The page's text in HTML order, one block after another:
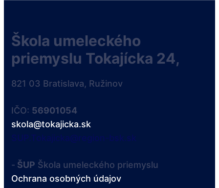
Škola umeleckého
priemyslu Tokajícka 24,
821 03 Bratislava, Ružinov
IČO: 56901054
skola@tokajicka.sk
SUP.Tokajicka@region-bsk.sk
- ŠUP Škola umeleckého priemyslu
Ochrana osobných údajov